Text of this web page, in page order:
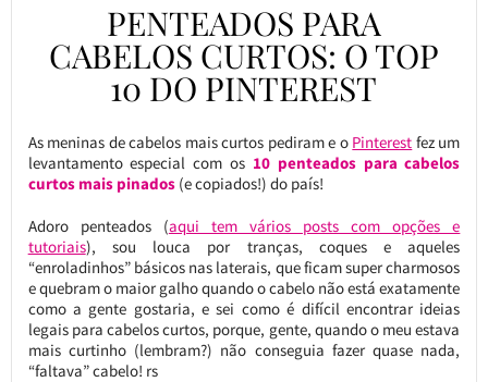
PENTEADOS PARA
CABELOS CURTOS: O TOP
10 DO PINTEREST
As meninas de cabelos mais curtos pediram e o Pinterest fez um
levantamento especial com os 10 penteados para cabelos
curtos mais pinados (e copiados!) do país!
Adoro penteados (aqui tem vários posts com opções e
tutoriais), sou louca por tranças, coques e aqueles
“enroladinhos” básicos nas laterais, que ficam super charmosos
e quebram o maior galho quando o cabelo não está exatamente
como a gente gostaria, e sei como é difícil encontrar ideias
legais para cabelos curtos, porque, gente, quando o meu estava
mais curtinho (lembram?) não conseguia fazer quase nada,
“faltava” cabelo! rs